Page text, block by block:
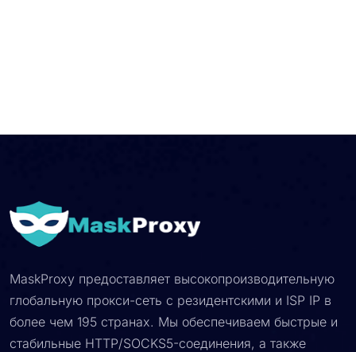
MaskProxy предоставляет высокопроизводительную
глобальную прокси-сеть с резидентскими и ISP IP в
более чем 195 странах. Мы обеспечиваем быстрые и
стабильные HTTP/SOCKS5-соединения, а также